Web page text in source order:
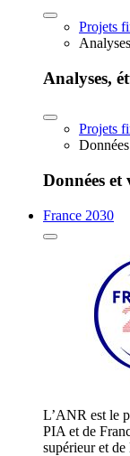
Projets
Analyses,
Projets
Données et
France 2030
L’ANR est le
PIA et de
supérieur et de